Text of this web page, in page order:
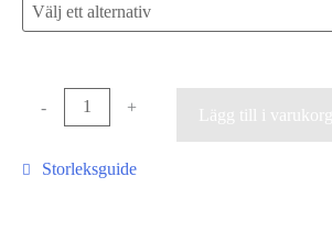
- + Lägg till i varukorg
Storleksguide